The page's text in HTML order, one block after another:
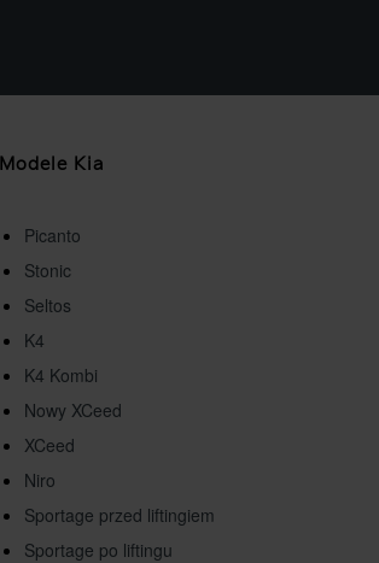
Modele Kia
Picanto
Stonic
Seltos
K4
K4 Kombi
Nowy XCeed
XCeed
Niro
Sportage przed liftingiem
Sportage po liftingu